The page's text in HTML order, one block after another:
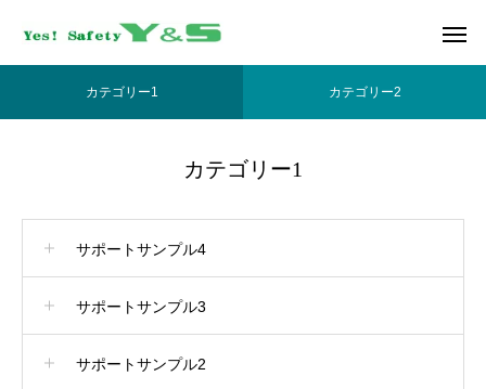
カテゴリー1 カテゴリー2
カテゴリー1
サポートサンプル4
サポートサンプル3
サポートサンプル2